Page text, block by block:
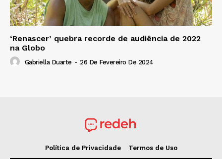
‘Renascer’ quebra recorde de audiência de 2022
na Globo
Gabriella Duarte - 26 De Fevereiro De 2024
Política de Privacidade Termos de Uso